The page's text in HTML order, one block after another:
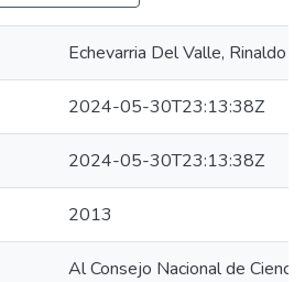
Echevarria Del Valle, Rinaldo
2024-05-30T23:13:38Z
2024-05-30T23:13:38Z
2013
Al Consejo Nacional de